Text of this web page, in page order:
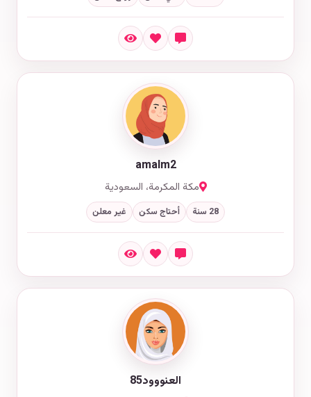
amalm2
مكة المكرمة، السعودية
28 سنة أحتاج سكن غير معلن
العنووود85